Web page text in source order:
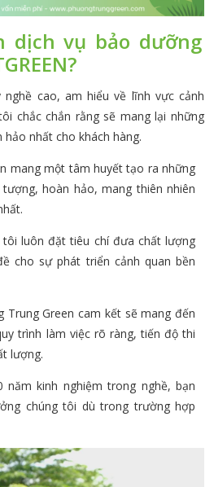
dịch vụ bảo dưỡng
cao, am hiểu về lĩnh vực cảnh
chắc chắn rằng sẽ mang lại những
nhất cho khách hàng.
mang một tâm huyết tạo ra những
hoàn hảo, mang thiên nhiên
luôn đặt tiêu chí đưa chất lượng
cho sự phát triển cảnh quan bền
Trung Green cam kết sẽ mang đến
trình làm việc rõ ràng, tiến độ thi
lượng.
năm kinh nghiệm trong nghề, bạn
chúng tôi dù trong trường hợp